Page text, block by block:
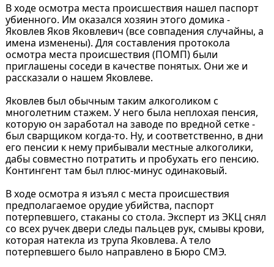
В ходе осмотра места происшествия нашел паспорт
убиенного. Им оказался хозяин этого домика -
Яковлев Яков Яковлевич (все совпадения случайны, а
имена изменены). Для составления протокола
осмотра места происшествия (ПОМП) были
приглашены соседи в качестве понятых. Они же и
рассказали о нашем Яковлеве.
Яковлев был обычным таким алкоголиком с
многолетним стажем. У него была неплохая пенсия,
которую он заработал на заводе по вредной сетке -
был сварщиком когда-то. Ну, и соответственно, в дни
его пенсии к нему прибывали местные алкоголики,
дабы совместно потратить и пробухать его пенсию.
Контингент там был плюс-минус одинаковый.
В ходе осмотра я изъял с места происшествия
предполагаемое орудие убийства, паспорт
потерпевшего, стаканы со стола. Эксперт из ЭКЦ снял
со всех ручек двери следы пальцев рук, смывы крови,
которая натекла из трупа Яковлева. А тело
потерпевшего было направлено в Бюро СМЭ.